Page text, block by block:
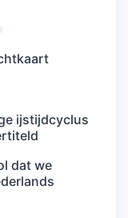
ijstijdcyclus
dat we